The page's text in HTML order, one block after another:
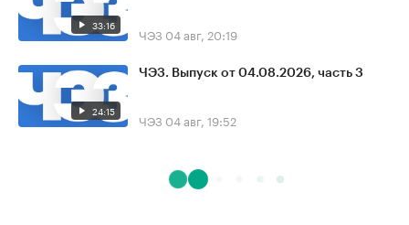
33:16 ЧЭЗ 04 авг, 20:19
24:15
ЧЭЗ. Выпуск от 04.08.2026, часть 3
ЧЭЗ 04 авг, 19:52